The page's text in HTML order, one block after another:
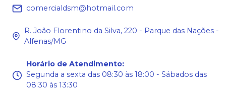
comercialdsm@hotmail.com
R. João Florentino da Silva, 220 - Parque das Nações -
Alfenas/MG
Horário de Atendimento:
Segunda a sexta das 08:30 às 18:00 - Sábados das
08:30 às 13:30